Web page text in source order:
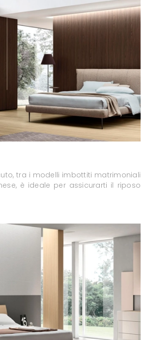
tra i modelli imbottiti matrimoniali
è ideale per assicurarti il riposo